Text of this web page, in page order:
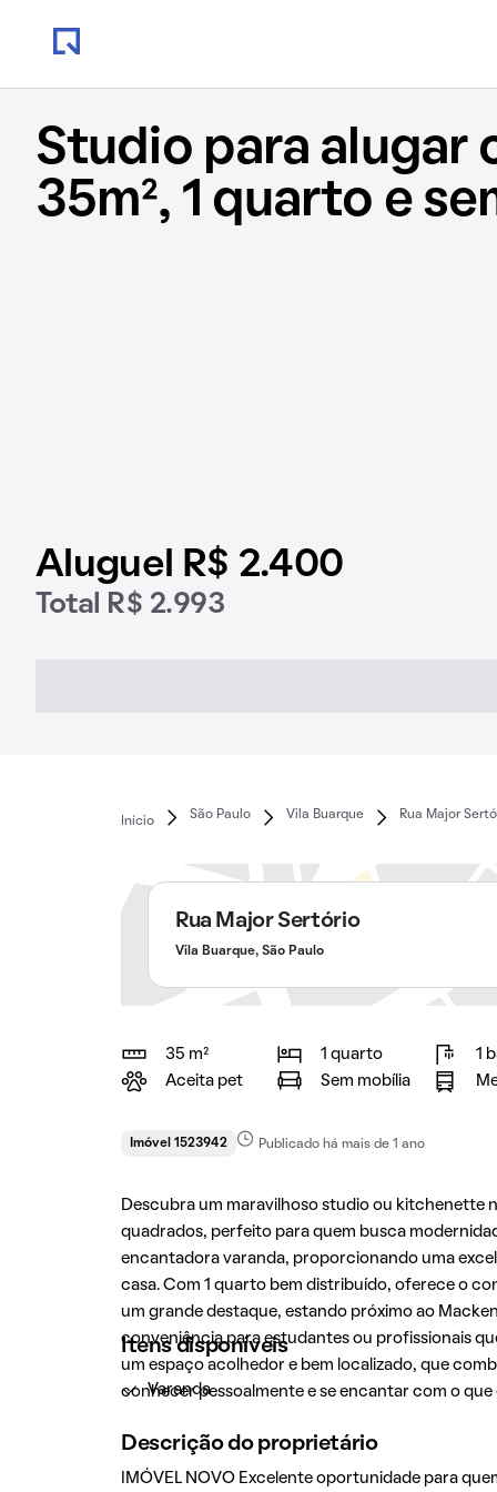
Studio para alugar
35m², 1 quarto e
Aluguel R$ 2.400
Total R$ 2.993
Início
São Paulo Vila Buarque Rua Major
Rua Major Sertório
Vila Buarque, São Paulo
35 m² 1 quarto
1
Aceita pet
Sem mobília
Imóvel 1523942 Publicado há mais de 1 ano
Descubra um maravilhoso studio ou kitchenette
quadrados, perfeito para quem busca
encantadora varanda, proporcionando uma
casa. Com 1 quarto bem distribuído, oferece o
um grande destaque, estando próximo ao
conveniência para estudantes ou profissionais
um espaço acolhedor e bem localizado, que
conhecer pessoalmente e se encantar com o que
Descrição do proprietário
IMÓVEL NOVO Excelente oportunidade para
Itens disponíveis
Varanda